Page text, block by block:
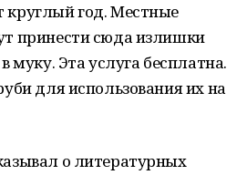
круглый год. Местные
принести сюда излишки
муку. Эта услуга бесплатна.
для использования их на
о литературных